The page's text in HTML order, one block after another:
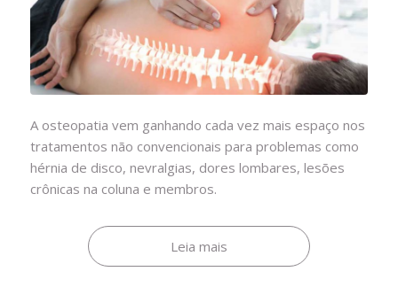
A osteopatia vem ganhando cada vez mais espaço nos
tratamentos não convencionais para problemas como
hérnia de disco, nevralgias, dores lombares, lesões
crônicas na coluna e membros.
Leia mais